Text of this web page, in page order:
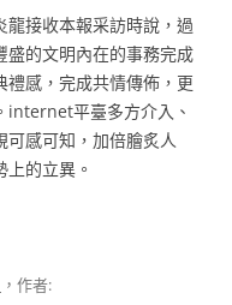
龍接收本報采訪時說，過
盛的文明內在的事務完成
感，完成共情傳佈，更
internet平臺多方介入、
可感可知，加倍膾炙人
的立異。
，作者: